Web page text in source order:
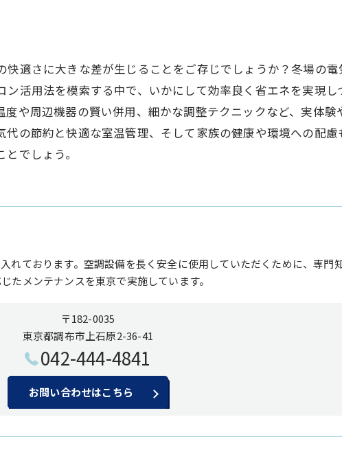
適さに大きな差が生じることをご存じでしょうか？冬場の
活用法を模索する中で、いかにして効率良く省エネを実現し
や周辺機器の賢い併用、細かな調整テクニックなど、実体
の節約と快適な室温管理、そして家族の健康や環境への配
でしょう。
れております。空調設備を長く安全に使用していただくために、専門
たメンテナンスを東京で実施しています。
〒182-0035
東京都調布市上石原2-36-41
042-444-4841
お問い合わせはこちら